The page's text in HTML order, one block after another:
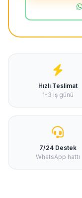
Hızlı Teslimat
1-3 iş günü
7/24 Destek
WhatsApp hattı